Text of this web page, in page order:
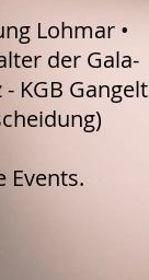
Lohmar •
der Gala-
KGB Gangelt
Events.